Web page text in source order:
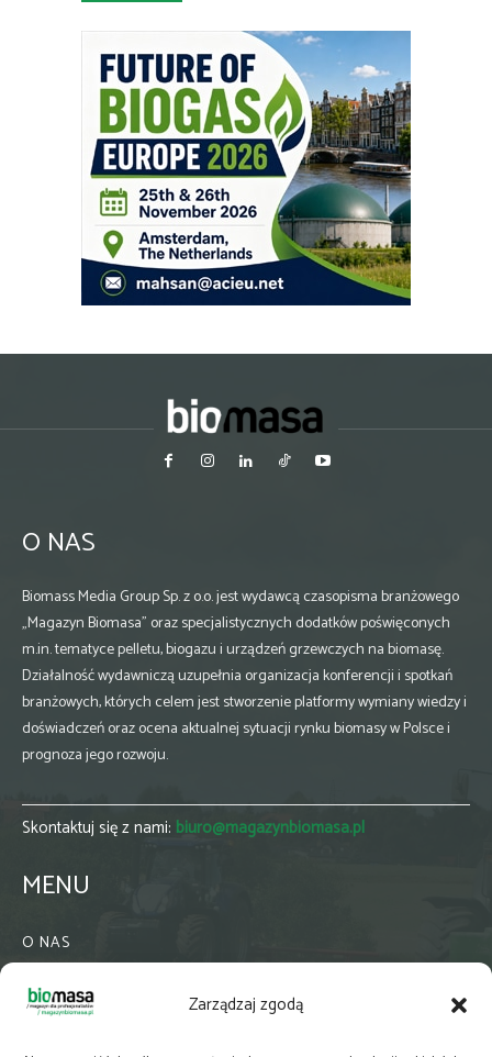
Zarządzaj zgodą
O NAS
Biomass Media Group Sp. z o.o. jest wydawcą czasopisma branżowego
„Magazyn Biomasa” oraz specjalistycznych dodatków poświęconych
m.in. tematyce pelletu, biogazu i urządzeń grzewczych na biomasę.
Działalność wydawniczą uzupełnia organizacja konferencji i spotkań
branżowych, których celem jest stworzenie platformy wymiany wiedzy i
doświadczeń oraz ocena aktualnej sytuacji rynku biomasy w Polsce i
prognoza jego rozwoju.
Skontaktuj się z nami: biuro@magazynbiomasa.pl
MENU
O NAS
WSPÓŁPRACA